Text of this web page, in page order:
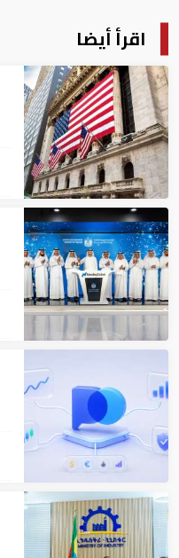
اقرأ أيضا